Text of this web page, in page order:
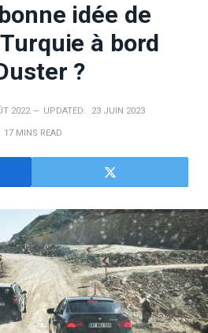
idée de
à bord
?
2022 UPDATED: 23 JUIN 2023
17 MINS READ